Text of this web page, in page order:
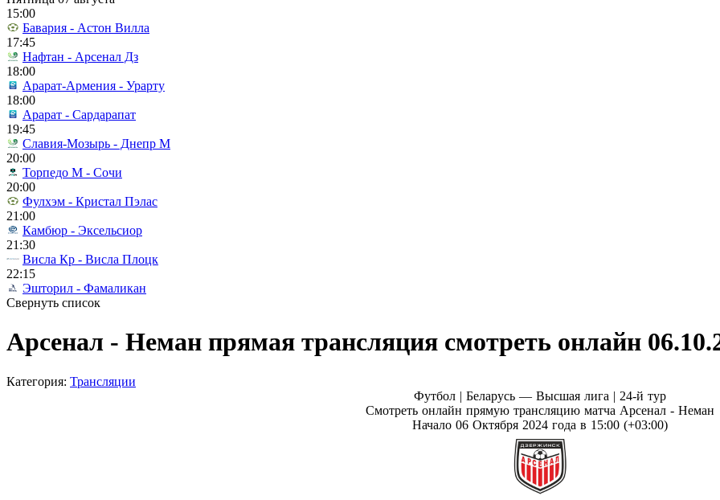
15:00
Бавария - Астон Вилла
17:45
Нафтан - Арсенал Дз
18:00
Арарат-Армения - Урарту
18:00
Арарат - Сардарапат
19:45
Славия-Мозырь - Днепр М
20:00
Торпедо М - Сочи
20:00
Фулхэм - Кристал Пэлас
21:00
Камбюр - Эксельсиор
21:30
Висла Кр - Висла Плоцк
22:15
Эшторил - Фамаликан
Свернуть список
Арсенал - Неман прямая трансляция смотреть онлайн
Категория: Трансляции
Футбол | Беларусь — Высшая лига | 24-й тур
Смотреть онлайн прямую трансляцию матча Арсенал - Неман
Начало 06 Октября 2024 года в 15:00 (+03:00)